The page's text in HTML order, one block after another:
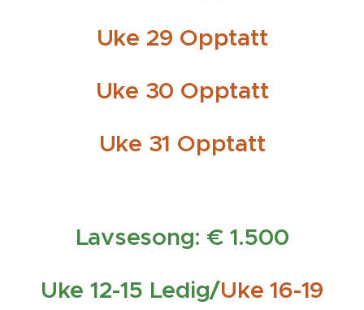
Uke 29 Opptatt
Uke 30 Opptatt
Uke 31 Opptatt
Lavsesong: € 1.500
Uke 12-15 Ledig/Uke 16-19